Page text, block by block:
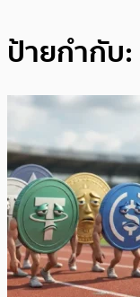
ป้ายกำกับ: